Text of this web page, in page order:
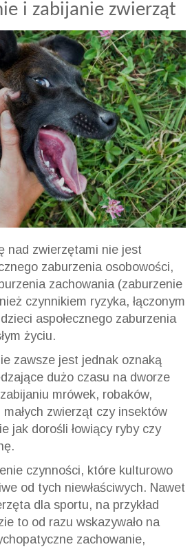
i zabijanie zwierząt
nad zwierzętami nie jest
zaburzenia osobowości,
zachowania (zaburzenie
czynnikiem ryzyka, łączonym
aspołecznego zaburzenia
życiu.
zawsze jest jednak oznaką
dużo czasu na dworze
mrówek, robaków,
zwierząt czy insektów
jak dorośli łowiący ryby czy
czynności, które kulturowo
od tych niewłaściwych. Nawet
dla sportu, na przykład
to od razu wskazywało na
zachowanie,